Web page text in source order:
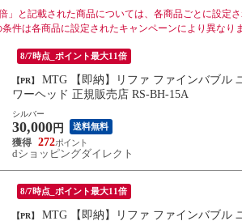
」と記載された商品については、各商品ごとに設定
件は各商品に設定されたキャンペーンにより異なり
8/7時点_ポイント最大11倍
【PR】
ワーヘッド 正規販売店 RS-BH-15A
シルバー
30,000 円 送料無料
272
dショッピングダイレクト
8/7時点_ポイント最大11倍
【PR】